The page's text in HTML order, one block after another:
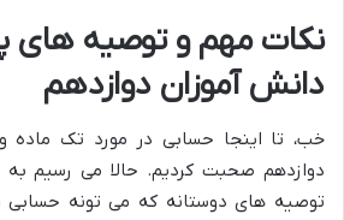
نکات مهم و توصیه های
دانش آموزان دوازدهم
خب، تا اینجا حسابی در مورد تک
دوازدهم صحبت کردیم. حالا می رسیم
توصیه های دوستانه که می تونه حسابی